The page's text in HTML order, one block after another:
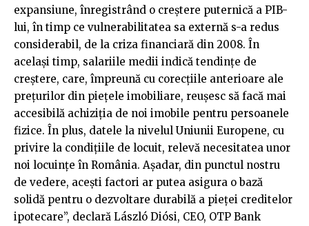
expansiune, înregistrând o creștere puternică a PIB-
lui, în timp ce vulnerabilitatea sa externă s-a redus
considerabil, de la criza financiară din 2008. În
același timp, salariile medii indică tendințe de
creștere, care, împreună cu corecțiile anterioare ale
prețurilor din pieţele imobiliare, reușesc să facă mai
accesibilă achiziția de noi imobile pentru persoanele
fizice. În plus, datele la nivelul Uniunii Europene, cu
privire la condițiile de locuit, relevă necesitatea unor
noi locuințe în România. Aşadar, din punctul nostru
de vedere, aceşti factori ar putea asigura o bază
solidă pentru o dezvoltare durabilă a pieței creditelor
ipotecare”, declară László Diósi, CEO, OTP Bank